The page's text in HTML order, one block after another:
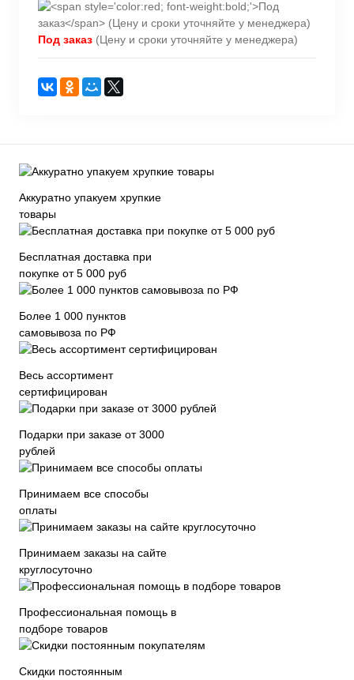
Под заказ (Цену и сроки уточняйте у менеджера)
Аккуратно упакуем хрупкие
товары
Бесплатная доставка при
покупке от 5 000 руб
Более 1 000 пунктов
самовывоза по РФ
Весь ассортимент
сертифицирован
Подарки при заказе от 3000
рублей
Принимаем все способы
оплаты
Принимаем заказы на сайте
круглосуточно
Профессиональная помощь в
подборе товаров
Скидки постоянным